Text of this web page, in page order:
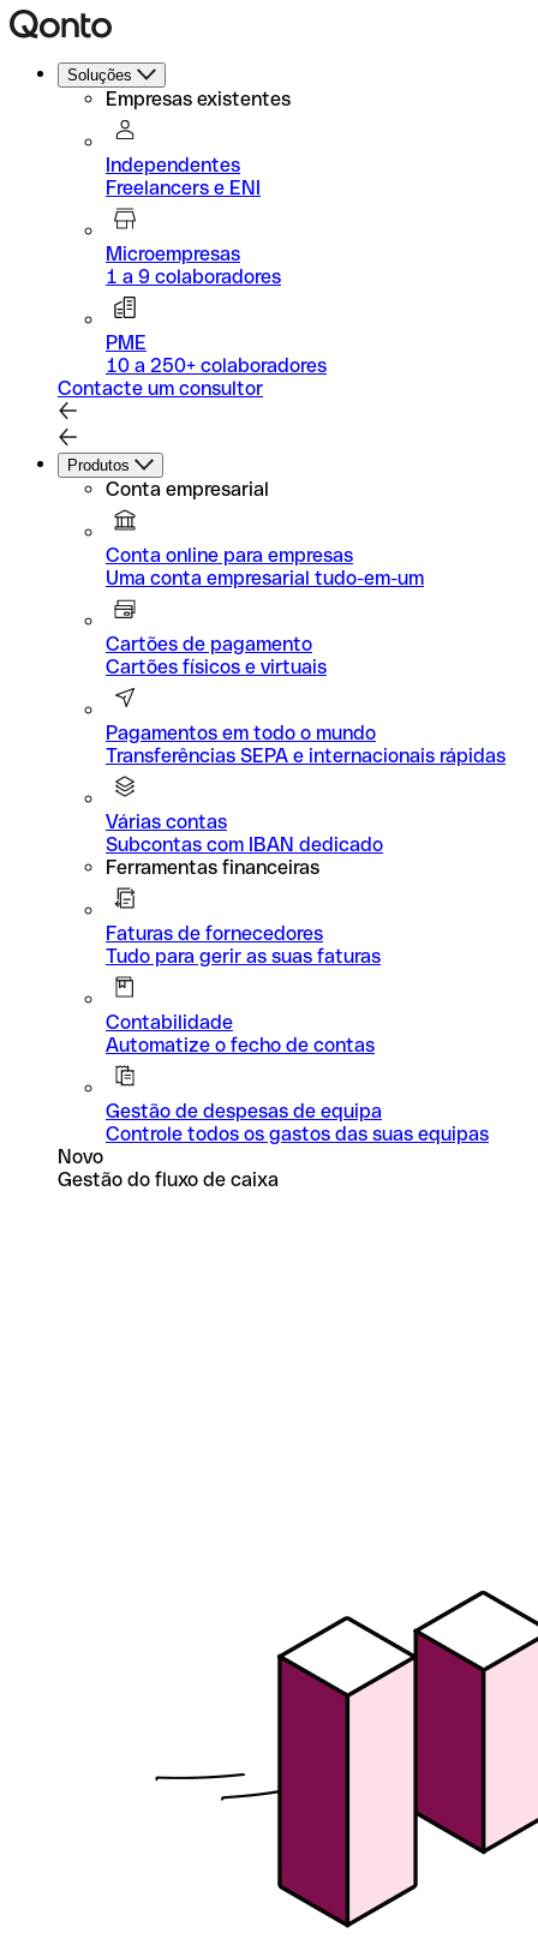
Soluções
Empresas existentes
Independentes
Freelancers e ENI
Microempresas
1 a 9 colaboradores
PME
10 a 250+ colaboradores
Contacte um consultor
Produtos
Conta empresarial
Conta online para empresas
Uma conta empresarial tudo-em-um
Cartões de pagamento
Cartões físicos e virtuais
Pagamentos em todo o mundo
Transferências SEPA e internacionais rápidas
Várias contas
Subcontas com IBAN dedicado
Ferramentas financeiras
Faturas de fornecedores
Tudo para gerir as suas faturas
Contabilidade
Automatize o fecho de contas
Gestão de despesas de equipa
Controle todos os gastos das suas equipas
Novo
Gestão do fluxo de caixa